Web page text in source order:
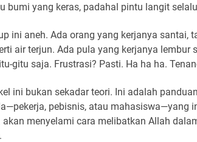
bumi yang keras, padahal pintu langit
ini aneh. Ada orang yang kerjanya santai,
air terjun. Ada pula yang kerjanya
gitu saja. Frustrasi? Pasti. Ha ha ha.
ini bukan sekadar teori. Ini adalah
pebisnis, atau mahasiswa—yang
akan menyelami cara melibatkan Allah